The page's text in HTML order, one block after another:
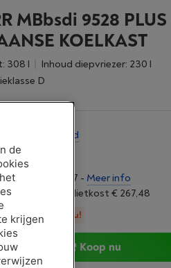
MBbsdi 9528 PLUS
KOELKAST
308 l
Inhoud diepvriezer: 230 l
D
Bekijk voorraad
van € 177,77 - Meer info
6,24%, Kredietkost € 267,48
in stock, bestel nu!
Koop nu
de
krijgen